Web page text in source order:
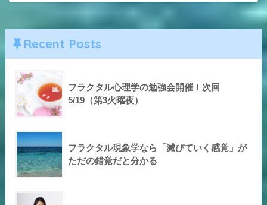
Recent Posts
フラクタル心理学の勉強会開催！次回
5/19（第3火曜夜）
フラクタル現象学なら「滅びていく感覚」が
ただの錯覚だと分かる